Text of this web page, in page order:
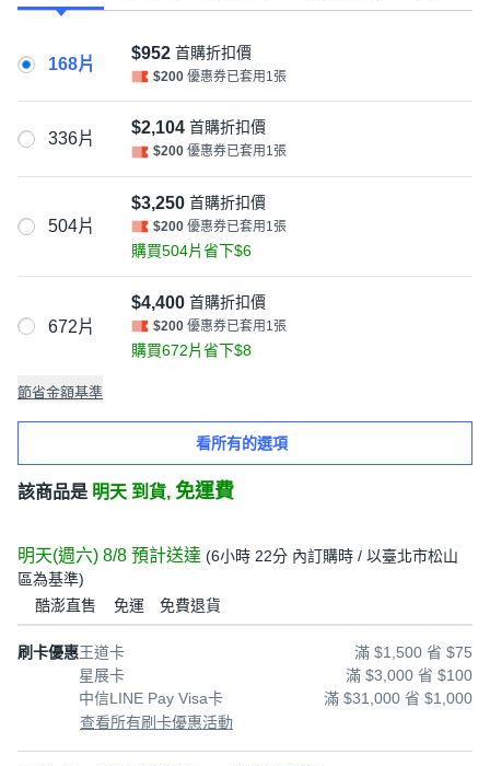
168片
$952 首購折扣價
$200 優惠券已套用1張
336片
$2,104 首購折扣價
$200 優惠券已套用1張
504片
$3,250 首購折扣價
$200 優惠券已套用1張
購買504片省下$6
672片
$4,400 首購折扣價
$200 優惠券已套用1張
購買672片省下$8
節省金額基準
看所有的選項
該商品是 明天 到貨, 免運費
明天(週六) 8/8 預計送達 (6小時 22分 內訂購時 / 以臺北市松山
區為基準)
酷澎直售 免運 免費退貨
刷卡優惠王道卡
滿 $1,500 省 $75
星展卡
滿 $3,000 省 $100
中信LINE Pay Visa卡
滿 $31,000 省 $1,000
查看所有刷卡優惠活動